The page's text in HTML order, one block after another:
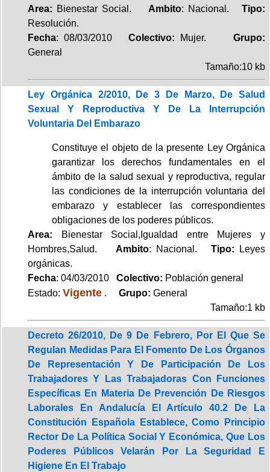
Area: Bienestar Social. Ambito: Nacional. Tipo:
Resolución.
Fecha: 08/03/2010 Colectivo: Mujer.
Grupo:
General
Tamaño:10 kb
Ley Orgánica 2/2010, De 3 De Marzo, De Salud
Sexual Y Reproductiva Y De La Interrupción
Voluntaria Del Embarazo
Constituye el objeto de la presente Ley Orgánica
garantizar los derechos fundamentales en el
ámbito de la salud sexual y reproductiva, regular
las condiciones de la interrupción voluntaria del
embarazo y establecer las correspondientes
obligaciones de los poderes públicos.
Area: Bienestar Social,Igualdad entre Mujeres y
Hombres,Salud.Ambito: Nacional.Tipo:
Leyes
orgánicas.
Fecha: 04/03/2010 Colectivo: Población general
Estado: Vigente . Grupo: General
Tamaño:1 kb
Decreto 26/2010, De 9 De Febrero, Por El Que Se
Regulan Medidas Para El Fomento De Los Órganos
De Representación Y De Participación De Los
Trabajadores Y Las Trabajadoras Con Funciones
Específicas En Materia De Prevención De Riesgos
Laborales En Andalucía El Artículo 40.2 De La
Constitución Española Establece, Como Principio
Rector De La Política Social Y Económica, Que Los
Poderes Públicos Velarán Por La Seguridad E
Higiene En El Trabajo